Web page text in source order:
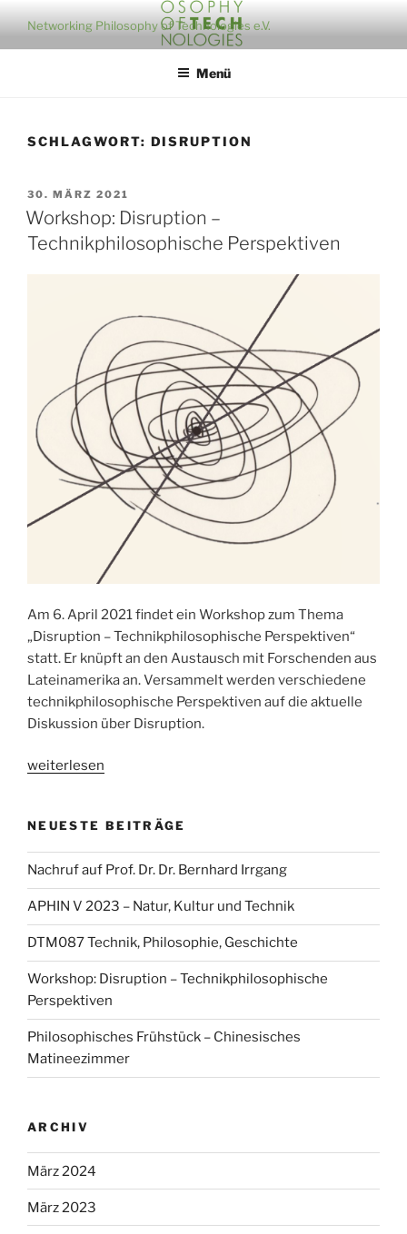
Inhalt
springen
Networking Philosophy of Technologies e.V.
Menü
SCHLAGWORT: DISRUPTION
VERÖFFENTLICHT
AM
30. MÄRZ 2021
Workshop: Disruption –
Technikphilosophische Perspektiven
Am 6. April 2021 findet ein Workshop zum Thema
„Disruption – Technikphilosophische Perspektiven“
statt. Er knüpft an den Austausch mit Forschenden aus
Lateinamerika an. Versammelt werden verschiedene
technikphilosophische Perspektiven auf die aktuelle
Diskussion über Disruption.
„Workshop:
Technikphilosophische
Perspektiven“
weiterlesen
NEUESTE BEITRÄGE
Nachruf auf Prof. Dr. Dr. Bernhard Irrgang
APHIN V 2023 – Natur, Kultur und Technik
DTM087 Technik, Philosophie, Geschichte
Workshop: Disruption – Technikphilosophische
Perspektiven
Philosophisches Frühstück – Chinesisches
Matineezimmer
ARCHIV
März 2024
März 2023